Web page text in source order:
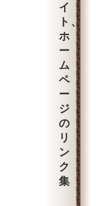
イ
ト、
ホ
ー
ム
ペ
ー
ジ
の
リ
ン
ク
集